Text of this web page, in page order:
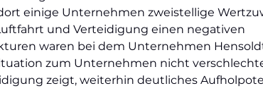
einige Unternehmen zweistellige
und Verteidigung einen negativen
waren bei dem Unternehmen
zum Unternehmen nicht
zeigt, weiterhin deutliches